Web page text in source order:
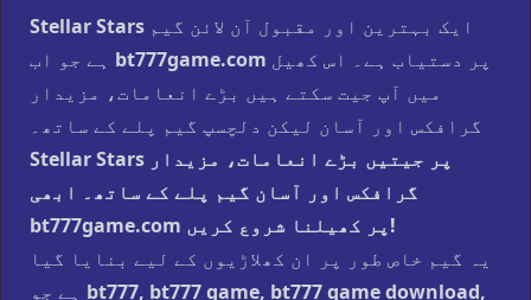
Stellar Stars
bt777game.com
میں آپ جیت سکتے ہیں بڑے انعامات، مزیدار
گرافکس اور آسان لیکن دلچسپ گیم پلے کے ساتھ۔
Stellar Stars پر جیتیں بڑے انعامات، مزیدار
گرافکس اور آسان گیم پلے کے ساتھ۔ ابھی
bt777game.com پر کھیلنا شروع کریں!
یہ گیم خاص طور پر ان کھلاڑیوں کے لیے بنایا گیا
bt777, bt777 game, bt777 game download,